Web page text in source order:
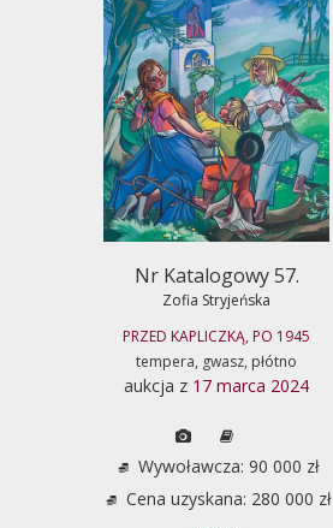
Nr Katalogowy 57.
Zofia Stryjeńska
PRZED KAPLICZKĄ, PO 1945
tempera, gwasz, płótno
aukcja z 17 marca 2024
Wywoławcza: 90 000 zł
Cena uzyskana: 280 000 zł